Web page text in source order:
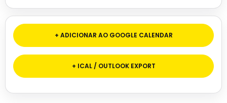
+ ADICIONAR AO GOOGLE CALENDAR
+ ICAL / OUTLOOK EXPORT